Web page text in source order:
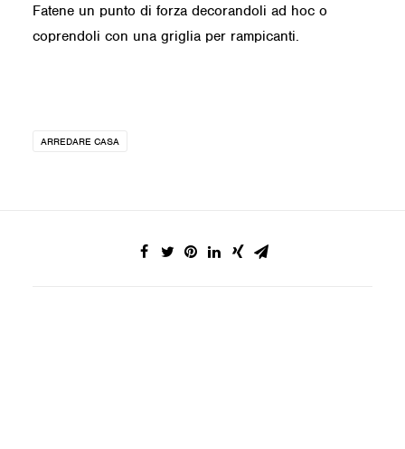
Fatene un punto di forza decorandoli ad hoc o
coprendoli con una griglia per rampicanti.
ARREDARE CASA